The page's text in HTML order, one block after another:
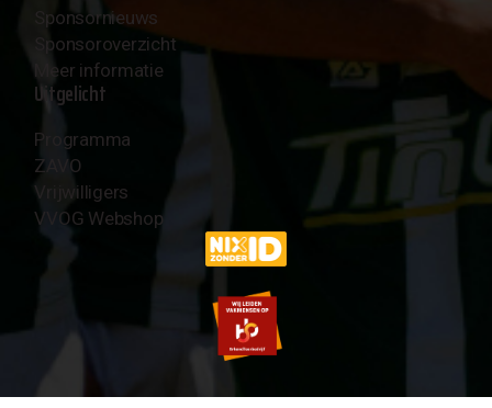
Sponsornieuws
Sponsoroverzicht
Meer informatie
Uitgelicht
Programma
ZAVO
Vrijwilligers
VVOG Webshop